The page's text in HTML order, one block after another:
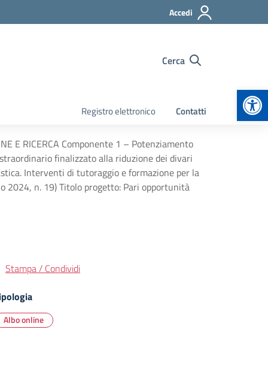
Accedi
Cerca
Registro elettronico Contatti
E RICERCA Componente 1 – Potenziamento
finalizzato alla riduzione dei divari
Interventi di tutoraggio e formazione per la
2024, n. 19) Titolo progetto: Pari opportunità
Stampa / Condividi
Albo online